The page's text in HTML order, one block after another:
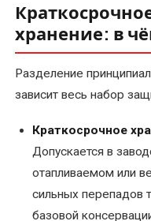
Капитальный
ремонт
электрических
двигателей
и
запчасти
Консультирование
по
хранение: в
Разделение
зависит весь набор
Краткосрочное
Допускается в
отапливаемом или
сильных перепадов
базовой